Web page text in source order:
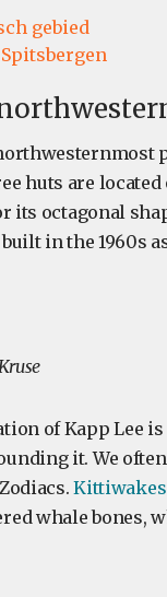
gebied
Spitsbergen
huts are
its octagonal
in the 1960s
of Kapp Lee
it. We
Kittiwakes
whale bones,